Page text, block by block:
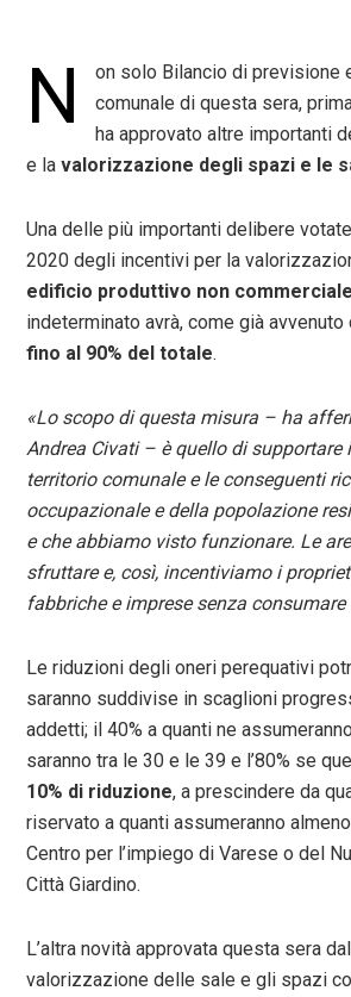
N
on solo Bilancio di previsione
comunale di questa sera,
ha approvato altre importanti
e la valorizzazione degli spazi e le
Una delle più importanti delibere
2020 degli incentivi per la
edificio produttivo non commerciale
indeterminato avrà, come già avvenuto
fino al 90% del totale.
«Lo scopo di questa misura – ha
Andrea Civati – è quello di
territorio comunale e le conseguenti
occupazionale e della popolazione
e che abbiamo visto funzionare. Le
sfruttare e, così, incentiviamo i
fabbriche e imprese senza
Le riduzioni degli oneri perequativi
saranno suddivise in scaglioni
addetti; il 40% a quanti ne
saranno tra le 30 e le 39 e l’80% se
10% di riduzione, a prescindere da
riservato a quanti assumeranno
Centro per l’impiego di Varese o del
Città Giardino.
L’altra novità approvata questa sera
valorizzazione delle sale e gli spazi